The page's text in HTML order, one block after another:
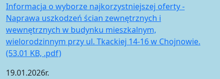
Informacja o wyborze najkorzystniejszej oferty -
Naprawa uszkodzeń ścian zewnętrznych i
wewnętrznych w budynku mieszkalnym,
wielorodzinnym przy ul. Tkackiej 14-16 w Chojnowie.
(53.01 KB, .pdf)
19.01.2026r.